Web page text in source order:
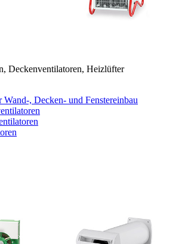
Deckenventilatoren, Heizlüfter
Wand-, Decken- und Fenstereinbau